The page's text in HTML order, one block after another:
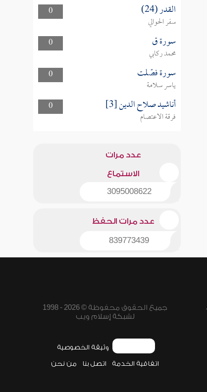
0
القدر (24)
سفر الحوالي
0
سورة ق
محمد ركابي
0
سورة فصّلت
ياسر سلامة
0
أناشيد صلاح الدين [3]
فرقة الاعتصام
عدد مرات
الاستماع
3095008622
عدد مرات الحفظ
839773439
جميع الحقوق محفوظة © 2026 - 1998
لشبكة إسلام ويب
وثيقة الخصوصية
اتفاقية الخدمة اتصل بنا من نحن